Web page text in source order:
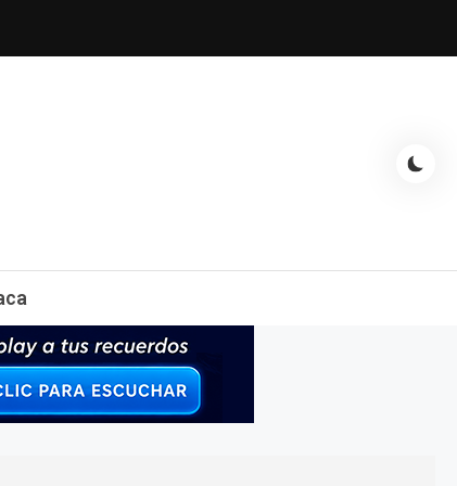
entrevistas con famosos, showbizz, podcast, chismes y